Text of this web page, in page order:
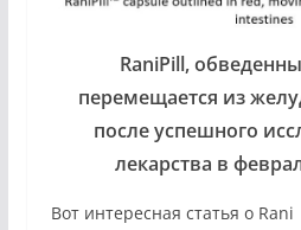
RaniPill,
перемещается из
после успешного
лекарства в
Вот интересная статья о Rani